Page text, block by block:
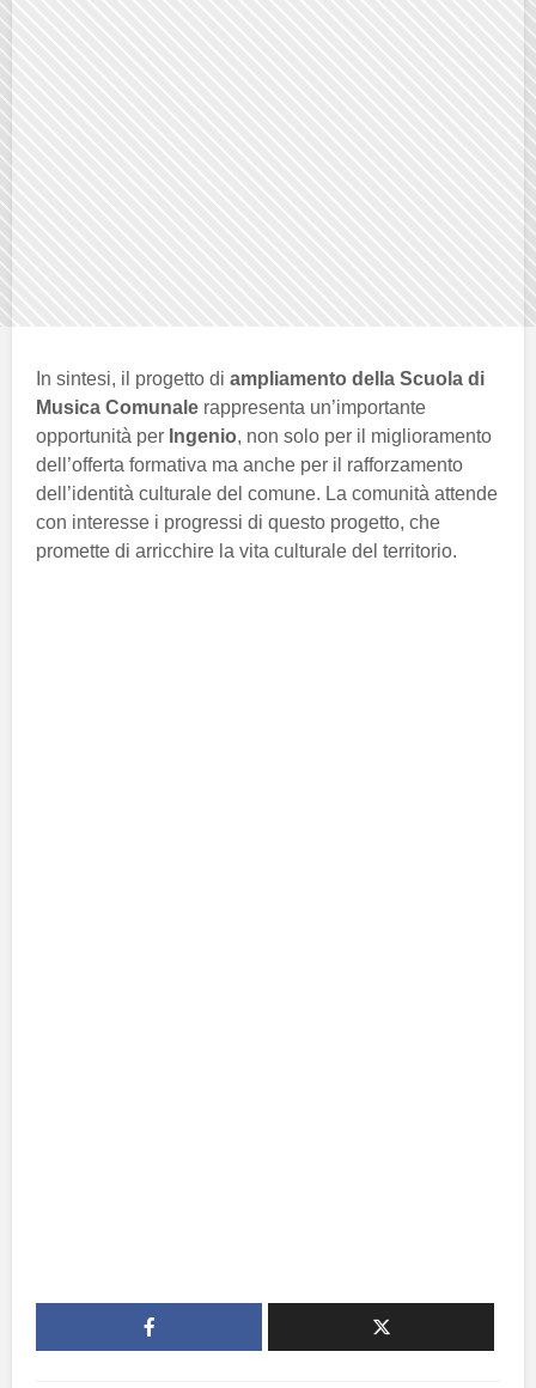
In sintesi, il progetto di ampliamento della Scuola di
Musica Comunale rappresenta un’importante
opportunità per Ingenio, non solo per il miglioramento
dell’offerta formativa ma anche per il rafforzamento
dell’identità culturale del comune. La comunità attende
con interesse i progressi di questo progetto, che
promette di arricchire la vita culturale del territorio.